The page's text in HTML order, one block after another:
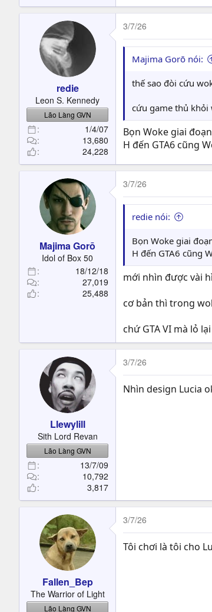
redie
Leon S. Kennedy
Lão Làng GVN
1/4/07
13,680
24,228
3/7/26
Majima Gorō nói:
thế sao đòi cứu
cứu game thủ khỏi
Bọn Woke giai
H đến GTA6 cũng
Majima Gorō
Idol of Box 50
18/12/18
27,019
25,488
3/7/26
redie nói:
Bọn Woke giai
H đến GTA6 cũng
mới nhìn được vài
cơ bản thì trong
chứ GTA VI mà lỏ
Llewylill
Sith Lord Revan
Lão Làng GVN
13/7/09
10,792
3,817
3/7/26
Nhìn design Lucia
Fallen_Bep
The Warrior of Light
Lão Làng GVN
3/7/26
Tôi chơi là tôi cho